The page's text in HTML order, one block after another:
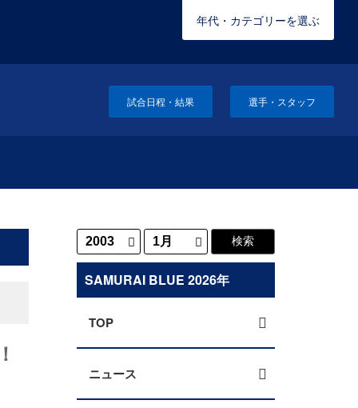
年代・カテゴリーを選ぶ
試合日程・結果 選手・スタッフ
SAMURAI BLUE 2026年
TOP
ニュース